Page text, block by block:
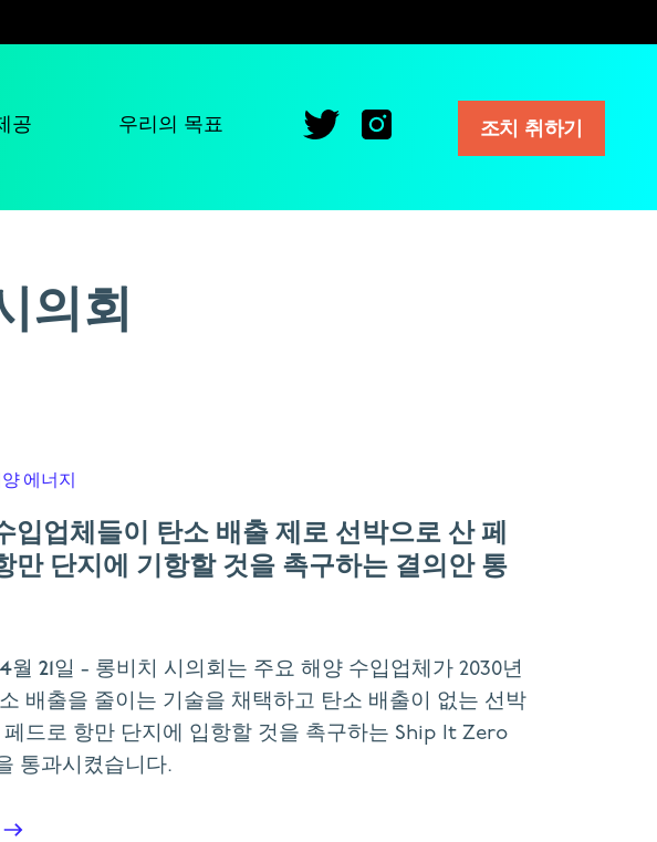
공 우리의 목표 조치 취하기
의회
에너지
입업체들이 탄소 배출 제로 선박으로 산 페
만 단지에 기항할 것을 촉구하는 결의안 통
월 21일 - 롱비치 시의회는 주요 해양 수입업체가 2030년
배출을 줄이는 기술을 채택하고 탄소 배출이 없는 선박
페드로 항만 단지에 입항할 것을 촉구하는 Ship It Zero
통과시켰습니다.